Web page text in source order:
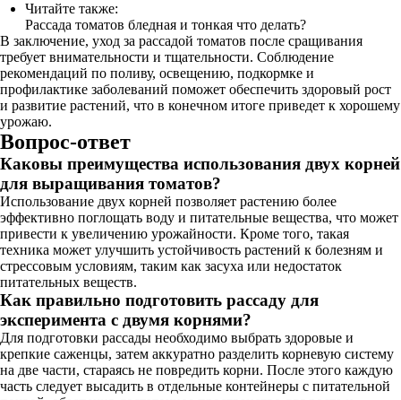
Читайте также:
Рассада томатов бледная и тонкая что делать?
В заключение, уход за рассадой томатов после сращивания
требует внимательности и тщательности. Соблюдение
рекомендаций по поливу, освещению, подкормке и
профилактике заболеваний поможет обеспечить здоровый рост
и развитие растений, что в конечном итоге приведет к хорошему
урожаю.
Вопрос-ответ
Каковы преимущества использования двух корней
для выращивания томатов?
Использование двух корней позволяет растению более
эффективно поглощать воду и питательные вещества, что может
привести к увеличению урожайности. Кроме того, такая
техника может улучшить устойчивость растений к болезням и
стрессовым условиям, таким как засуха или недостаток
питательных веществ.
Как правильно подготовить рассаду для
эксперимента с двумя корнями?
Для подготовки рассады необходимо выбрать здоровые и
крепкие саженцы, затем аккуратно разделить корневую систему
на две части, стараясь не повредить корни. После этого каждую
часть следует высадить в отдельные контейнеры с питательной